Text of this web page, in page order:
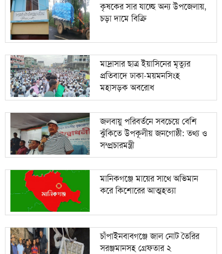
কৃষকের সার যাচ্ছে অন্য উপজেলায়,
চড়া দামে বিক্রি
মাদ্রাসার ছাত্র ইয়াসিনের মৃত্যুর
প্রতিবাদে ঢাকা-ময়মনসিংহ
মহাসড়ক অবরোধ
জলবায়ু পরিবর্তনে সবচেয়ে বেশি
ঝুঁকিতে উপকূলীয় জনগোষ্ঠী: তথ্য ও
সম্প্রচারমন্ত্রী
মানিকগঞ্জে মায়ের সাথে অভিমান
করে কিশোরের আত্মহত্যা
চাঁপাইনবাবগঞ্জে জাল নোট তৈরির
সরঞ্জমানসহ গ্রেফতার ২